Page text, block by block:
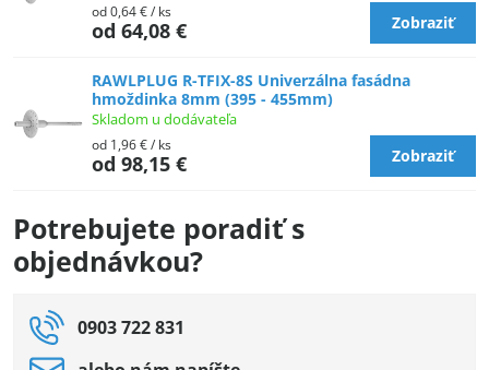
od 64,08 €
od 0,64 €/ ks
Zobraziť
RAWLPLUG R-TFIX-8S Univerzálna fasádna
hmoždinka 8mm (395 - 455mm)
Skladom u dodávateľa
od 98,15 €
od 1,96 €/ ks
Zobraziť
Potrebujete poradiť s
objednávkou?
0903 722 831